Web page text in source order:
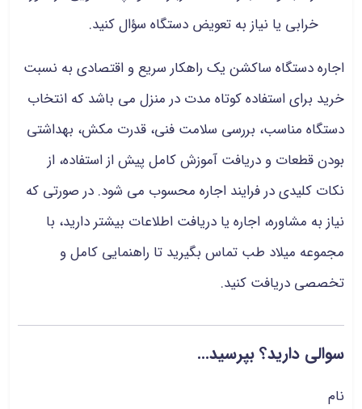
خرابی یا نیاز به تعویض دستگاه سؤال کنید.
اجاره دستگاه ساکشن یک راهکار سریع و اقتصادی به نسبت
خرید برای استفاده کوتاه مدت در منزل می باشد که انتخاب
دستگاه مناسب، بررسی سلامت فنی، قدرت مکش، بهداشتی
بودن قطعات و دریافت آموزش کامل پیش از استفاده، از
نکات کلیدی در فرایند اجاره محسوب می شود. در صورتی که
نیاز به مشاوره، اجاره یا دریافت اطلاعات بیشتر دارید، با
مجموعه میلاد طب تماس بگیرید تا راهنمایی کامل و
تخصصی دریافت کنید.
سوالی دارید؟ بپرسید...
نام